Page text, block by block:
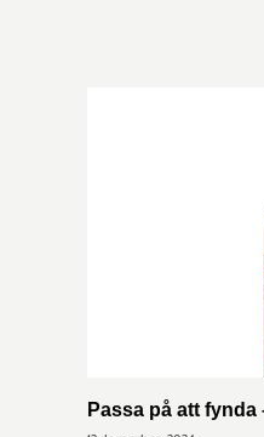
Passa på att fynda